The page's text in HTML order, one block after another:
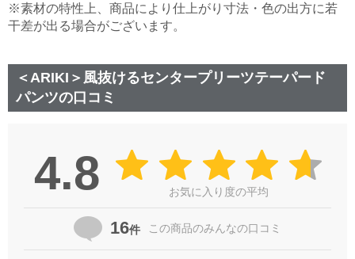
※素材の特性上、商品により仕上がり寸法・色の出方に若
干差が出る場合がございます。
＜ARIKI＞風抜けるセンタープリーツテーパード
パンツの口コミ
4.8 お気に入り度の平均
16件 この商品のみんなの口コミ